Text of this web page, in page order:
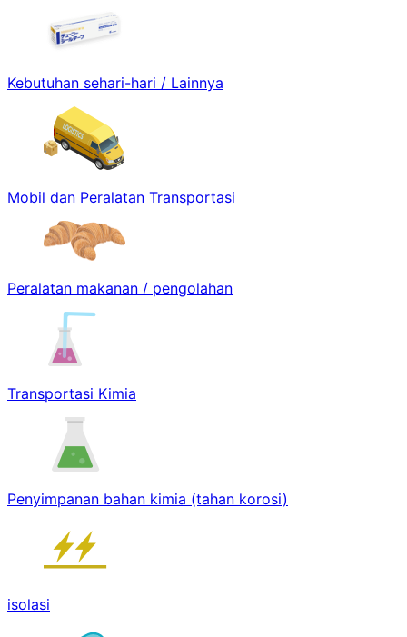
Kebutuhan sehari-hari / Lainnya
Mobil dan Peralatan Transportasi
Peralatan makanan / pengolahan
Transportasi Kimia
Penyimpanan bahan kimia (tahan korosi)
isolasi